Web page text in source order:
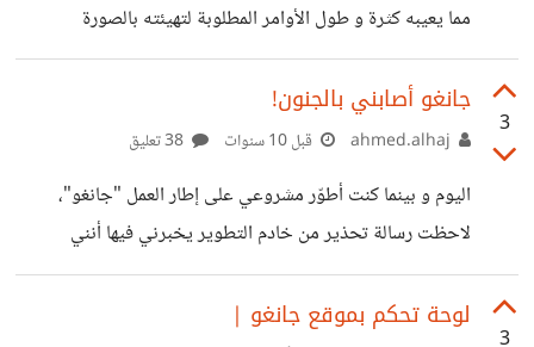
مما يعيبه كثرة و طول الأوامر المطلوبة لتهيئته بالصورة
المطلوبة. إن كنت جربت بيئة التطوير PyCharm Pro، فأنت
تعرف كم توفر هذه الأداة الجهد و الوقت بالنسبة للأوامر، و لكن
إذا كنت مسكيناً مثلي و لا تستطيع دفع 119$ سنوياً فستنتهي
الأداة البسيطة *للغاية* لتوفر عليّ عناء كتابة الأوامر الطويلة.
حتى الآن الأداة تدعم تشغيل خادم التطوير، و
3
جانغو أصابني بالجنون!
قبل 10 سنوات
اليوم و بينما كنت أطوّر مشروعي على إطار العمل "جانغو"،
لاحظت رسالة تحذير من خادم التطوير يخبرني فيها أنني
استخدم عبارة RegEx خاطئة و طلب مني تغييرها، و لأنني لا
أملك تلك الخبرة في RegEx، قمتُ بتغييرها كما طلب مني.
3
لوحة تحكم بموقع جانغو |